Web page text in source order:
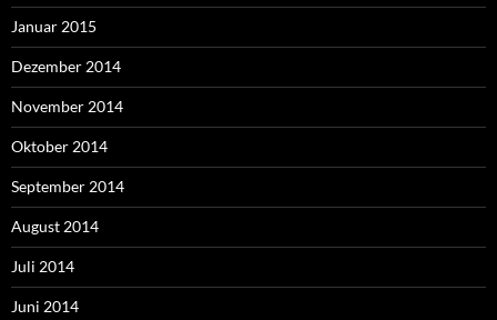
Januar 2015
Dezember 2014
November 2014
Oktober 2014
September 2014
August 2014
Juli 2014
Juni 2014